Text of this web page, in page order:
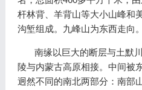
杆林背、羊背山等大小山峰和
沟堑组成。九峰山为东西走向。
南缘以巨大的断层与土默川
陵与内蒙古高原相接。中间被
迥然不同的南北两部分：南部